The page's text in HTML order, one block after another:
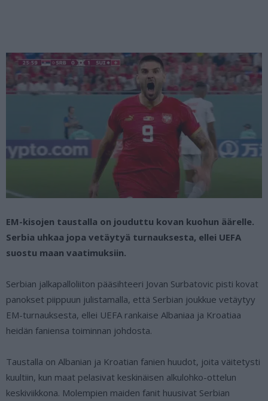
EM-kisojen taustalla on jouduttu kovan kuohun äärelle.
Serbia uhkaa jopa vetäytyä turnauksesta, ellei UEFA
suostu maan vaatimuksiin.
Serbian jalkapalloliiton pääsihteeri Jovan Surbatovic pisti kovat
panokset piippuun julistamalla, että Serbian joukkue vetäytyy
EM-turnauksesta, ellei UEFA rankaise Albaniaa ja Kroatiaa
heidän faniensa toiminnan johdosta.
Taustalla on Albanian ja Kroatian fanien huudot, joita väitetysti
kuultiin, kun maat pelasivat keskinäisen alkulohko-ottelun
keskiviikkona. Molempien maiden fanit huusivat Serbian